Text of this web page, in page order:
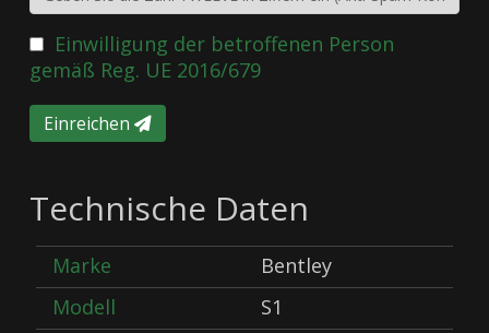
Einwilligung der betroffenen Person
gemäß Reg. UE 2016/679
Einreichen
Technische Daten
Marke
Bentley
Modell
S1